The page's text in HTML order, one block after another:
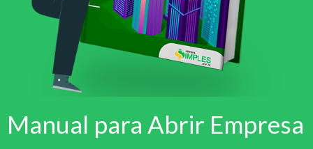
Manual para Abrir Empresa